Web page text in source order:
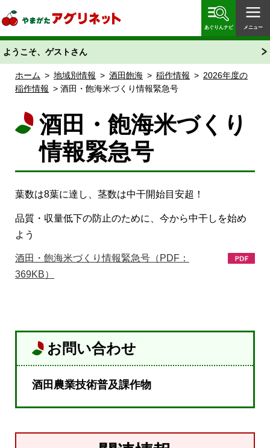
「あぐりん」
あぐりんナビ メニュー
ようこそ、ゲストさん
ホーム > 地域別情報 > 酒田飽海 > 稲作情報 > 2026年度の
稲作情報 > 酒田・飽海米づくり情報緊急号
酒田・飽海米づくり
情報緊急号
葉数は8葉に達し、茎数は中干開始目安超！
品質・収量低下の防止のために、今から中干しを始め
よう
酒田・飽海米づくり情報緊急号（PDF：
369KB）
お問い合わせ
酒田農業技術普及課作物